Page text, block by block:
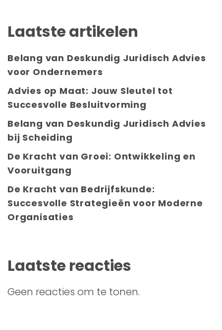
Laatste artikelen
Belang van Deskundig Juridisch Advies
voor Ondernemers
Advies op Maat: Jouw Sleutel tot
Succesvolle Besluitvorming
Belang van Deskundig Juridisch Advies
bij Scheiding
De Kracht van Groei: Ontwikkeling en
Vooruitgang
De Kracht van Bedrijfskunde:
Succesvolle Strategieën voor Moderne
Organisaties
Laatste reacties
Geen reacties om te tonen.